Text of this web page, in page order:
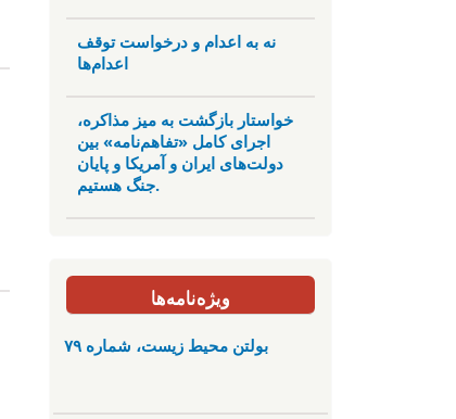
نه به اعدام و درخواست توقف
اعدام‌ها
خواستار بازگشت به میز مذاکره،
اجرای کامل «تفاهم‌نامه» بین
دولت‌های ایران و آمریکا و پایان
جنگ هستیم.
ویژه‌نامه‌ها
بولتن محیط زیست، شماره ۷۹